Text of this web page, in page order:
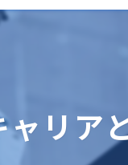
千葉の鉄筋工
リア